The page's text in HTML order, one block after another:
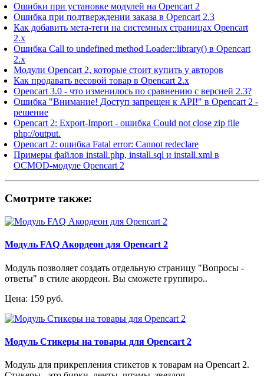
Ошибки при установке модулей на Opencart 2
Ошибка при подтверждении заказа в Opencart 2.3
Как добавить мета-теги на системных страницах Opencart
2.x
Ошибка Call to undefined method Loader::library() в Opencart
2.x
Модули Opencart 2, которые стоит купить у авторов
Как продавать весовой товар в Opencart 2.x
Opencart 3.0 - что изменилось по сравнению с версией 2.3?
Ошибка "Внимание! Доступ запрещен к API!" в Opencart 2 -
решение
Opencart 2: Export-Import - ошибка Could not close zip file
php://output.
Opencart 2: ошибка Fatal error: Cannot redeclare
Примеры файлов install.php, install.sql и install.xml в
OCMOD-модуле Opencart 2
Смотрите также:
Модуль FAQ Акордеон для Opencart 2
Модуль позволяет создать отдельную страницу "Вопросы -
ответы" в стиле акордеон. Вы сможете группиро..
Цена: 159 руб.
Модуль Стикеры на товары для Opencart 2
Модуль для прикрепления стикетов к товарам на Opencart 2.